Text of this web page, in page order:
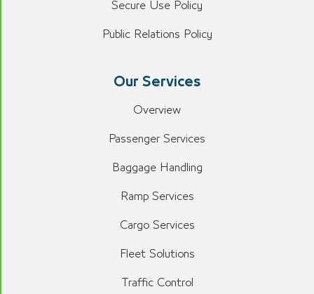
Secure Use Policy
Public Relations Policy
Our Services
Overview
Passenger Services
Baggage Handling
Ramp Services
Cargo Services
Fleet Solutions
Traffic Control